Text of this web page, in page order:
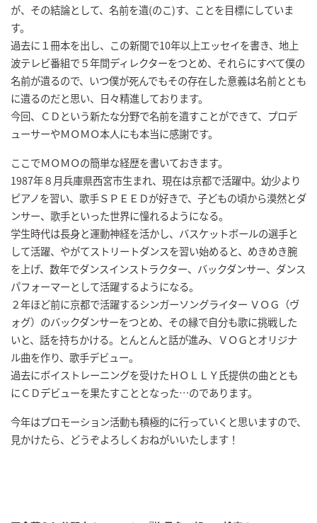
が、その結論として、名前を遺(のこ)す、ことを目標にしていま
す。
過去に１冊本を出し、この新聞で10年以上エッセイを書き、地上
波テレビ番組で５年間ディレクターをつとめ、それらにすべて僕の
名前が遺るので、いつ僕が死んでもその存在した意義は名前ととも
に遺るのだと思い、日々精進しております。
今回、ＣＤという新たな分野で名前を遺すことができて、プロデ
ューサーやＭＯＭＯ本人にも本当に感謝です。
ここでＭＯＭＯの簡単な経歴を書いておきます。
1987年８月兵庫県西宮市生まれ、現在は京都で活躍中。幼少より
ピアノを習い、歌手ＳＰＥＥＤが好きで、子どもの頃から漠然とダ
ンサー、歌手といった世界に憧れるようになる。
学生時代は長身と運動神経を活かし、バスケットボールの選手と
して活躍、やがてストリートダンスを習い始めると、めきめき腕
を上げ、数年でダンスインストラクター、バックダンサー、ダンス
パフォーマーとして活躍するようになる。
２年ほど前に京都で活躍するシンガーソングライター ＶＯＧ（ヴ
ォグ）のバックダンサーをつとめ、その縁で自分も歌に挑戦した
いと、話を持ちかける。とんとんと話が進み、ＶＯＧとオリジナ
ル曲を作り、歌手デビュー。
過去にボイストレーニングを受けたＨＯＬＬＹ氏提供の曲ととも
にＣＤデビューを果たすこととなった…のであります。
今年はプロモーション活動も積極的に行っていくと思いますので、
見かけたら、どうぞよろしくおねがいいたします！